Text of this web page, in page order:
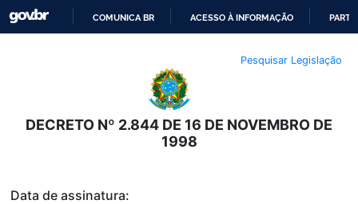
O
CONTEÚDO
COMUNICA BR ACESSO À INFORMAÇÃO
Pesquisar Legislação
DECRETO Nº 2.844 DE 16 DE NOVEMBRO DE
1998
Data de assinatura: